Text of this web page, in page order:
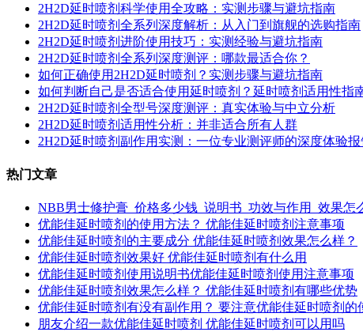
2H2D延时喷剂科学使用全攻略：实测步骤与避坑指南
2H2D延时喷剂全系列深度解析：从入门到旗舰的选购指南
2H2D延时喷剂进阶使用技巧：实测经验与避坑指南
2H2D延时喷剂全系列深度测评：哪款最适合你？
如何正确使用2H2D延时喷剂？实测步骤与避坑指南
如何判断自己是否适合使用延时喷剂？延时喷剂适用性指
2H2D延时喷剂全型号深度测评：真实体验与中立分析
2H2D延时喷剂适用性分析：并非适合所有人群
2H2D延时喷剂副作用实测：一位专业测评师的深度体验报
热门文章
NBB男士修护膏_价格多少钱_说明书_功效与作用_效果怎
优能佳延时喷剂的使用方法？ 优能佳延时喷剂注意事项
优能佳延时喷剂的主要成分 优能佳延时喷剂效果怎么样？
优能佳延时喷剂效果好 优能佳延时喷剂有什么用
优能佳延时喷剂使用说明书优能佳延时喷剂使用注意事项
优能佳延时喷剂效果怎么样？ 优能佳延时喷剂有哪些优势
优能佳延时喷剂有没有副作用？ 要注意优能佳延时喷剂的
朋友介绍一款优能佳延时喷剂 优能佳延时喷剂可以用吗